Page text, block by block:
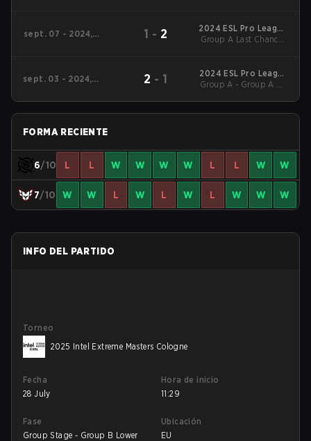
sept. 07 - 2024,
1 - 2
2024 ESL Pro League
Season 20
Group A Last Chance -
sept. 03 - 2024,
2 - 1
2024 ESL Pro League
Season 20
Group A - Group A UB
FORMA RECIENTE
6/10 L L W W W W L L W W
7/10 W W L W L W L W W W
INFO DEL PARTIDO
Torneo
2025 Intel Extreme Masters Cologne
Fecha
28 July
Hora de inicio
11:29
Fase
Group Stage - Group B Lower
Ubicación
EU